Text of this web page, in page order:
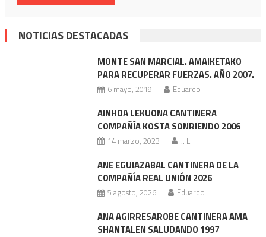
NOTICIAS DESTACADAS
MONTE SAN MARCIAL. AMAIKETAKO
PARA RECUPERAR FUERZAS. AÑO 2007.
6 mayo, 2019 Eduardo
AINHOA LEKUONA CANTINERA
COMPAÑÍA KOSTA SONRIENDO 2006
14 marzo, 2023 J. L.
ANE EGUIAZABAL CANTINERA DE LA
COMPAÑÍA REAL UNIÓN 2026
5 agosto, 2026 Eduardo
ANA AGIRRESAROBE CANTINERA AMA
SHANTALEN SALUDANDO 1997